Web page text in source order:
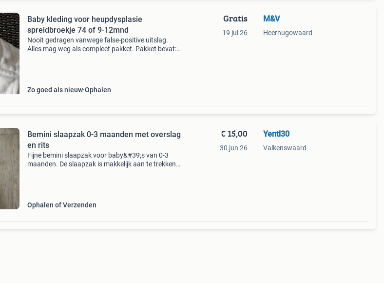
Baby kleding voor heupdysplasie
spreidbroekje 74 of 9-12mnd
Nooit gedragen vanwege false-positive uitslag.
Alles mag weg als compleet pakket. Pakket bevat:
Zo goed als nieuw Ophalen
Gratis
19 jul 26
M&V
Heerhugowaard
Bemini slaapzak 0-3 maanden met overslag
en rits
Fijne bemini slaapzak voor baby&#39;s van 0-3
maanden. De slaapzak is makkelijk aan te trekken
Ophalen of Verzenden
€ 15,00
30 jun 26
Yentl30
Valkenswaard